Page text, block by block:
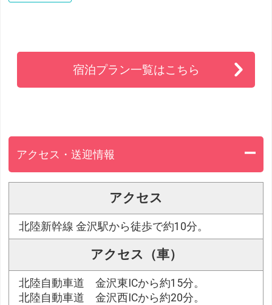
宿泊プラン一覧はこちら
アクセス・送迎情報
アクセス
北陸新幹線 金沢駅から徒歩で約10分。
アクセス（車）
北陸自動車道 金沢東ICから約15分。
北陸自動車道 金沢西ICから約20分。